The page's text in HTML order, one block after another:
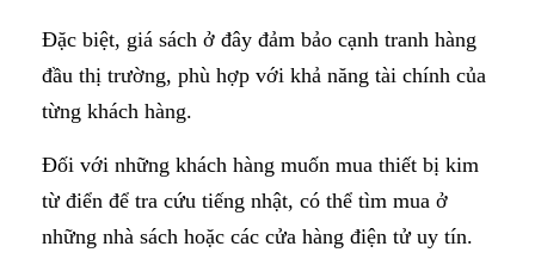
Đặc biệt, giá sách ở đây đảm bảo cạnh tranh hàng
đầu thị trường, phù hợp với khả năng tài chính của
từng khách hàng.
Đối với những khách hàng muốn mua thiết bị kim
từ điển để tra cứu tiếng nhật, có thể tìm mua ở
những nhà sách hoặc các cửa hàng điện tử uy tín.